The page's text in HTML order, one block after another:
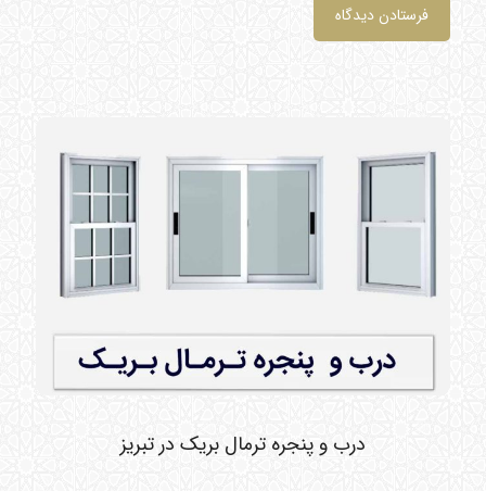
درب و پنجره ترمال بریک در تبریز